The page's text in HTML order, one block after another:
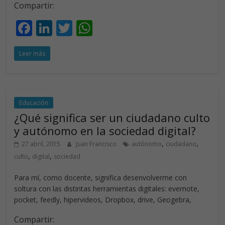
Compartir:
F
ac
e
o
o
k
Li
dI
n
T
p
Leer más
Educación
¿Qué significa ser un ciudadano culto
y autónomo en la sociedad digital?
27 abril, 2015 Juan Francisco autónomo, ciudadano,
culto, digital, sociedad
Para mí, como docente, significa desenvolverme con
soltura con las distintas herramientas digitales: evernote,
pocket, feedly, hipervideos, Dropbox, drive, Geogebra,
Compartir: